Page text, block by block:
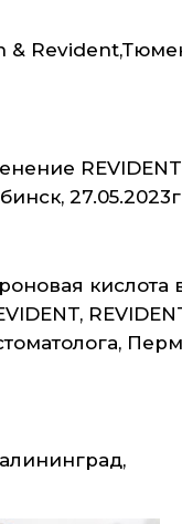
&
кислота